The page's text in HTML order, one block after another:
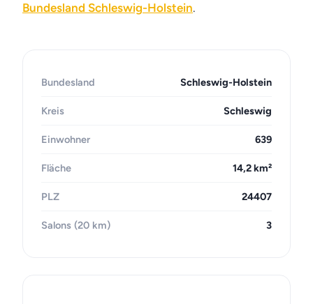
Bundesland Schleswig-Holstein.
Bundesland Schleswig-Holstein
Kreis Schleswig
Einwohner 639
Fläche 14,2 km²
PLZ 24407
Salons (20 km) 3